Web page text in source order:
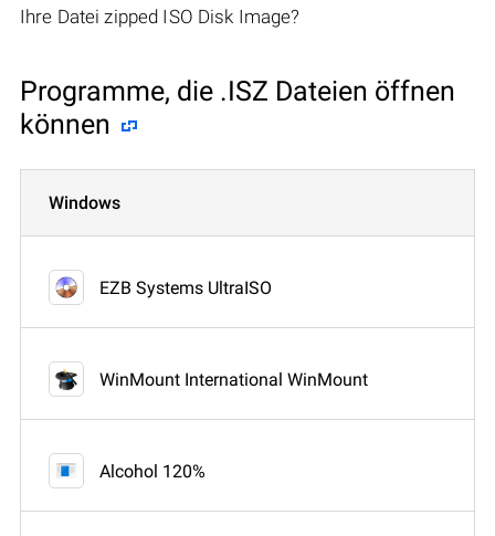
Ihre Datei zipped ISO Disk Image?
Programme, die .ISZ Dateien öffnen
können
Windows
EZB Systems UltraISO
WinMount International WinMount
Alcohol 120%